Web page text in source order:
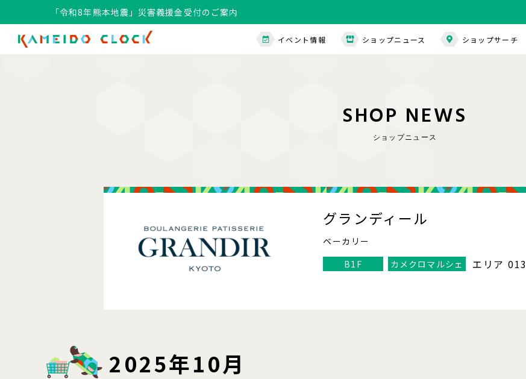
「令和8年熊本地震」災害義援金受付のご案内
「令和8年熊本地震」災害義援金受付のご案内
イベント情報 ショップニュース ショップサーチ
SHOP NEWS
ショップニュース
グランディール
ベーカリー
B1F
カメクロマルシェ エリア 013
2025年10月